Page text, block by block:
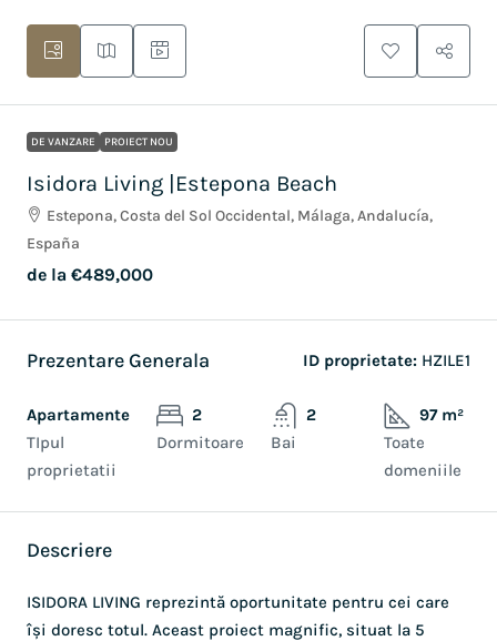
DE VANZARE PROIECT NOU
Isidora Living |Estepona Beach
Estepona, Costa del Sol Occidental, Málaga, Andalucía,
España
de la €489,000
Prezentare Generala ID proprietate: HZILE1
Apartamente
TIpul
proprietatii
2
Dormitoare
2
Bai
97 m²
Toate
domeniile
Descriere
ISIDORA LIVING reprezintă oportunitate pentru cei care
își doresc totul. Aceast proiect magnific, situat la 5